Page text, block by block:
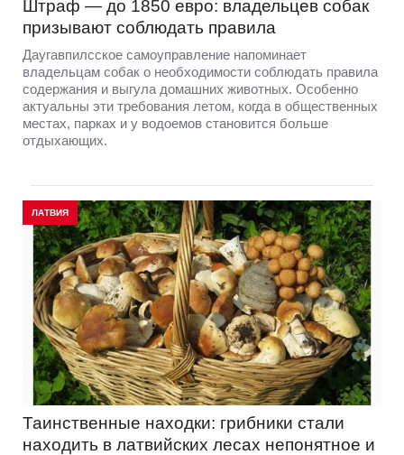
Штраф — до 1850 евро: владельцев собак
призывают соблюдать правила
Даугавпилсское самоуправление напоминает
владельцам собак о необходимости соблюдать правила
содержания и выгула домашних животных. Особенно
актуальны эти требования летом, когда в общественных
местах, парках и у водоемов становится больше
отдыхающих.
ЛАТВИЯ
Таинственные находки: грибники стали
находить в латвийских лесах непонятное и